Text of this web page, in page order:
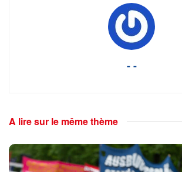
- -
A lire sur le même thème